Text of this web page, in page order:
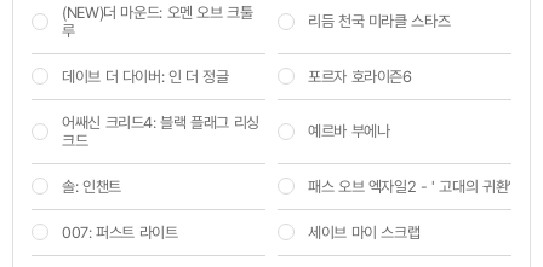
(NEW)더 마운드: 오멘 오브 크툴
루
리듬 천국 미라클 스타즈
데이브 더 다이버: 인 더 정글 포르자 호라이즌6
어쌔신 크리드4: 블랙 플래그 리싱
크드
예르바 부에나
솔: 인챈트 패스 오브 엑자일2 - ' 고대의 귀환'
007: 퍼스트 라이트 세이브 마이 스크랩